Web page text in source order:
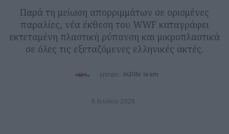
Παρά τη μείωση απορριμμάτων σε ορισμένες
παραλίες, νέα έκθεση του WWF καταγράφει
εκτεταμένη πλαστική ρύπανση και μικροπλαστικά
σε όλες τις εξεταζόμενες ελληνικές ακτές.
γράφει: in2life team
8 Ιουλίου 2026